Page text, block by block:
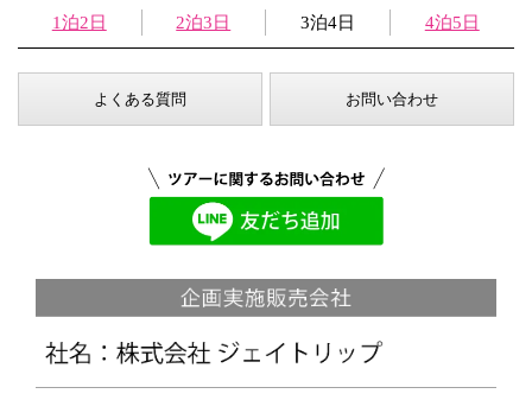
1泊2日 2泊3日 3泊4日 4泊5日
よくある質問 お問い合わせ